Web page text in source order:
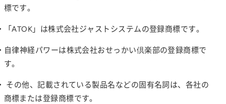
標です。
「ATOK」は株式会社ジャストシステムの登録商標です。
自律神経パワーは株式会社おせっかい倶楽部の登録商標で
す。
その他、記載されている製品名などの固有名詞は、各社の
商標または登録商標です。